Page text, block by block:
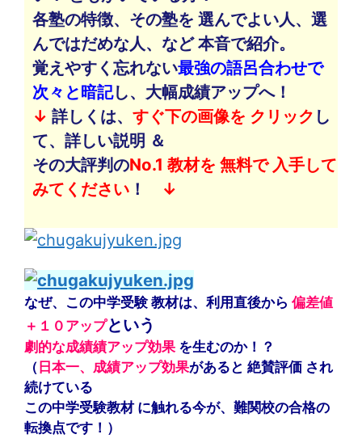
各塾の特徴、その塾を 選んでよい人、選
んではだめな人、など 本音で紹介。
覚えやすく忘れない最強の語呂合わせで
次々と暗記し、大幅成績アップへ！
↓ 詳しくは、 すぐ下の画像を クリック し
て、詳しい説明 ＆
その大評判のNo.1 教材を 無料で 入手して
みてください ！ ↓
なぜ、この中学受験教材は、 利用直後から 偏差値
＋ １０アップという
劇的な成績績アップ効果 を生むのか！？
（ 日本一、成績アップ効果があると 絶賛評価 され
続けている
この中学受験教材 に触れる今が、 難関校の合格の
転換点です！）